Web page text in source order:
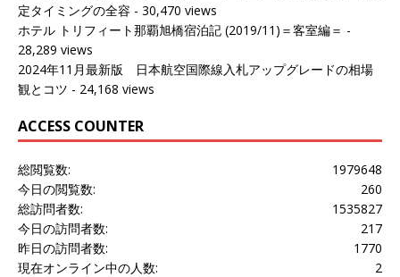
定タイミングの全容 - 30,470 views
ホテル トリフィート那覇旭橋宿泊記 (2019/11)＝客室編＝ -
28,289 views
2024年11月最新版 日本航空国際線入札アップグレードの相場
観とコツ - 24,168 views
ACCESS COUNTER
1979648
総閲覧数:
260
今日の閲覧数:
1535827
総訪問者数:
217
今日の訪問者数:
1770
昨日の訪問者数:
2
現在オンライン中の人数: